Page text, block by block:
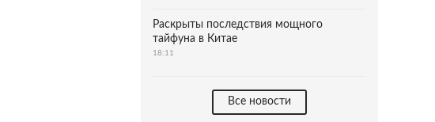
Раскрыты последствия мощного
тайфуна в Китае
18:11
Все новости